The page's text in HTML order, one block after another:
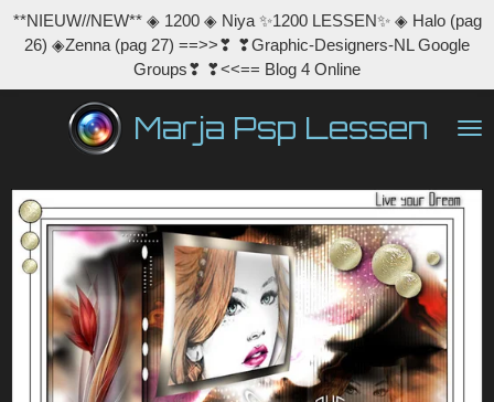
Ga
direct
de
hoofdinhoud
Marja Psp Lessen
**NIEUW//NEW** ◈ 1200 ◈ Niya ✨1200 LESSEN✨ ◈ Halo (pag
26) ◈Zenna (pag 27) ==>>❣ ❣Graphic-Designers-NL Google
Groups❣ ❣<<== Blog 4 Online